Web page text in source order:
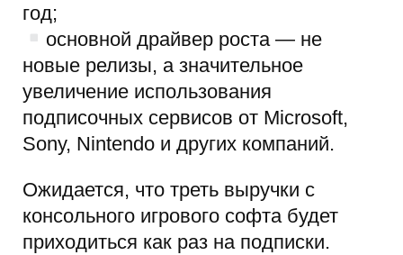
год;
основной драйвер роста — не
новые релизы, а значительное
увеличение использования
подписочных сервисов от Microsoft,
Sony, Nintendo и других компаний.
Ожидается, что треть выручки с
консольного игрового софта будет
приходиться как раз на подписки.